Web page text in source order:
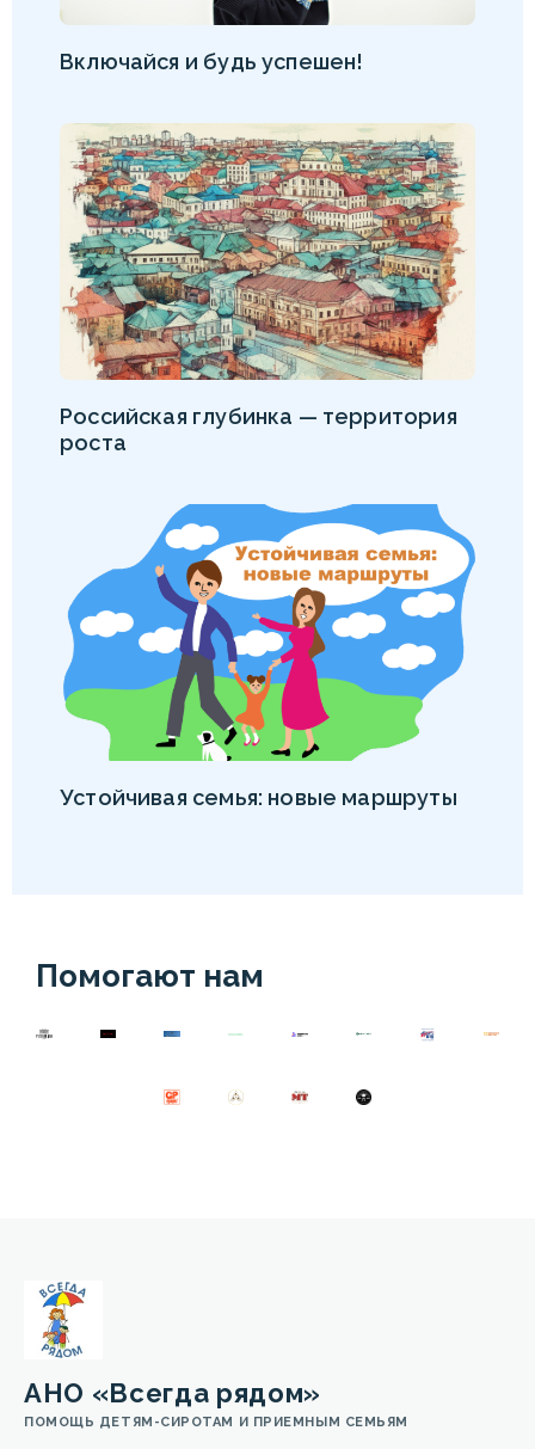
Включайся и будь успешен!
Российская глубинка — территория
роста
Устойчивая семья: новые маршруты
Помогают нам
АНО «Всегда рядом»
ПОМОЩЬ ДЕТЯМ-СИРОТАМ И ПРИЕМНЫМ СЕМЬЯМ